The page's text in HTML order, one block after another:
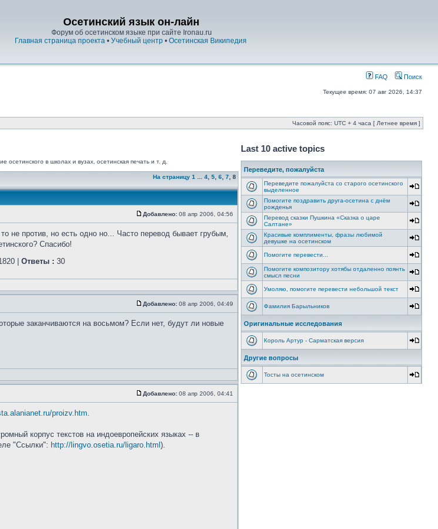
Осетинский язык он-лайн
Форум об осетинском языке при сайте Ironau.ru
Главная страница проекта • Учебный центр • Осетинская Википедия
FAQ Поиск
Текущее время: 07 авг 2026, 14:37
Часовой пояс: UTC + 4 часа [ Летнее время ]
в школах и вузах, осетинская печать и т. д.
На страницу 1 4 5 6 7 8
Добавлено: 08 апр 2006, 04:56
не против, но есть одно но... Часто перевод бывает грубым,
Спасибо!
| Ответы : 30
Добавлено: 08 апр 2006, 04:49
заканчиваются на восьмом? Если нет, будут ли новые
Добавлено: 08 апр 2006, 04:41
proizv.htm.
корпус текстов на индоевропейских языках -- в
"Ссылки": http://lingvo.osetia.ru/ligaro.html ).
Last 10 active topics
Переведите, пожалуйста
Переведите пожалуйста со старого осетинского
выделенное
Помогите поздравить друга-осетина с днём
рожденья
Перевод сказки Пушкина «Сказка о царе
Салтане»
Красивые комплименты, фразы любимой
девушке на осетинском
Помогите перевести...
Помогите композитору хотябы отдаленно поянть
смысл песни
Умоляю, помогите перевести небольшой текст
Фамилия Барыльников
Оригинальные исследования
Король Артур - Сарматская версия
Другие вопросы
Тосты на осетинском